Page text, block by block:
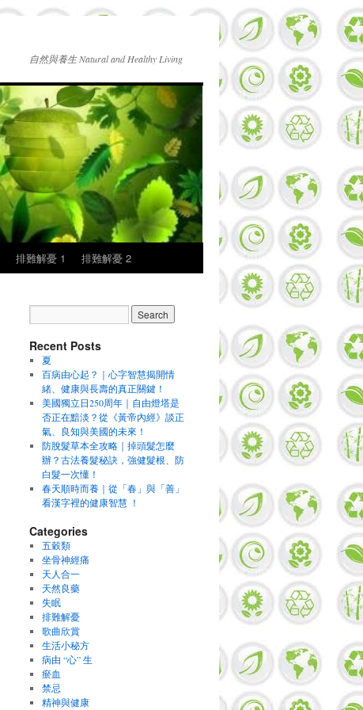
自然與養生 Natural and Healthy Living
排難解憂 1 排難解憂 2
Recent Posts
夏
百病由心起？｜心字智慧揭開情
緒、健康與長壽的真正關鍵！
美國獨立日250周年｜自由燈塔是
否正在黯淡？從《黃帝內經》談正
氣、良知與美國的未來！
防脫髮草本全攻略｜掉頭髮怎麼
辦？古法養髮秘訣，強健髮根、防
白髮一次懂！
春天順時而養｜從「春」與「善」
看漢字裡的健康智慧 ！
Categories
五穀類
坐骨神經痛
天人合一
天然良藥
失眠
排難解憂
歌曲欣賞
生活小秘方
病由 “心” 生
瘀血
禁忌
精神與健康